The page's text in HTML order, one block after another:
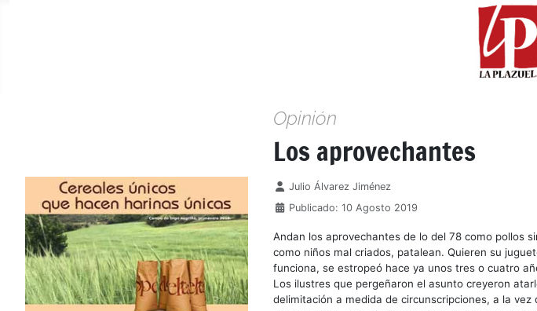
Opinión
Los aprovechantes
Detalles
Julio Álvarez Jiménez
Publicado: 10 Agosto 2019
Andan los aprovechantes de lo del 78 como pollos
como niños mal criados, patalean. Quieren su
funciona, se estropeó hace ya unos tres o cuatro
Los ilustres que pergeñaron el asunto creyeron
delimitación a medida de circunscripciones, a la